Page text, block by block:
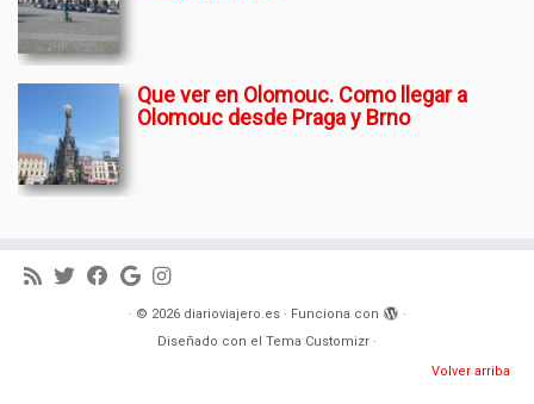
Que ver en Olomouc. Como llegar a
Olomouc desde Praga y Brno
· © 2026 diarioviajero.es· Funciona con
·
Diseñado con el Tema Customizr ·
Volver arriba